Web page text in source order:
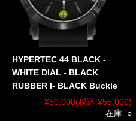
HYPERTEC 44 BLACK -
WHITE DIAL - BLACK
RUBBER I- BLACK Buckle
¥50,000(税込 ¥55,000)
在庫 ○